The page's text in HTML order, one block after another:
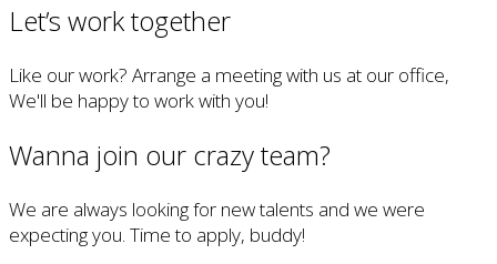
Let’s work together
Like our work? Arrange a meeting with us at our office,
We'll be happy to work with you!
Wanna join our crazy team?
We are always looking for new talents and we were
expecting you. Time to apply, buddy!